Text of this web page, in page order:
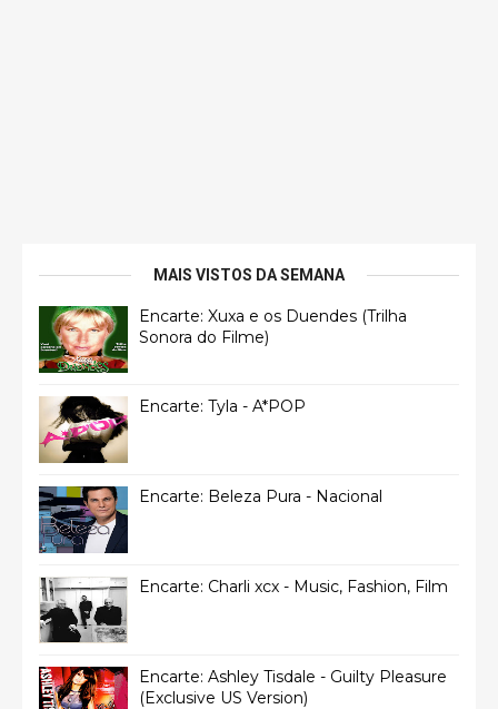
MAIS VISTOS DA SEMANA
Encarte: Xuxa e os Duendes (Trilha
Sonora do Filme)
Encarte: Tyla - A*POP
Encarte: Beleza Pura - Nacional
Encarte: Charli xcx - Music, Fashion, Film
Encarte: Ashley Tisdale - Guilty Pleasure
(Exclusive US Version)